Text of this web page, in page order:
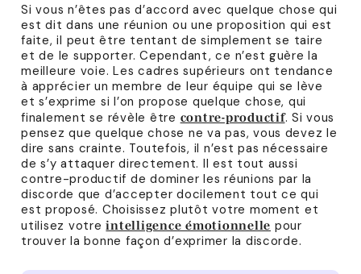
Si vous n’êtes pas d’accord avec quelque chose qui
est dit dans une réunion ou une proposition qui est
faite, il peut être tentant de simplement se taire
et de le supporter. Cependant, ce n’est guère la
meilleure voie. Les cadres supérieurs ont tendance
à apprécier un membre de leur équipe qui se lève
et s’exprime si l’on propose quelque chose, qui
finalement se révèle être contre-productif. Si vous
pensez que quelque chose ne va pas, vous devez le
dire sans crainte. Toutefois, il n’est pas nécessaire
de s’y attaquer directement. Il est tout aussi
contre-productif de dominer les réunions par la
discorde que d’accepter docilement tout ce qui
est proposé. Choisissez plutôt votre moment et
utilisez votreintelligence émotionnelle pour
trouver la bonne façon d’exprimer la discorde.